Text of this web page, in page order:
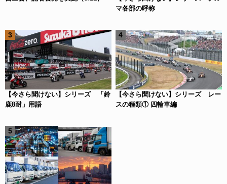
マ各部の呼称
【今さら聞けない】シリーズ 「鈴
鹿8耐」用語
【今さら聞けない】シリーズ レー
スの種類① 四輪車編